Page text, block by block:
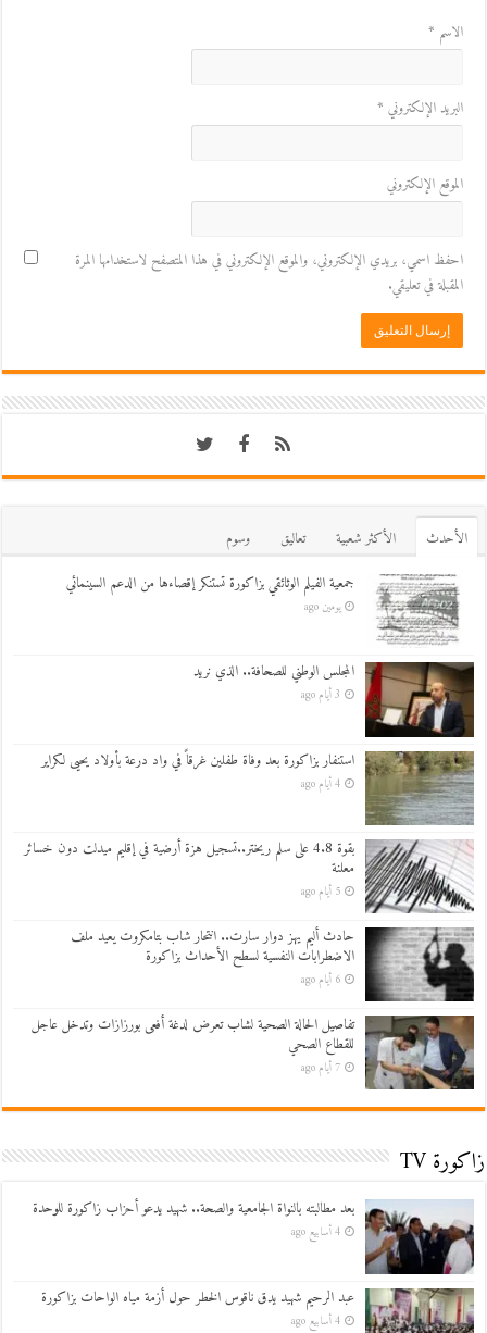
الاسم *
البريد الإلكتروني *
الموقع الإلكتروني
احفظ اسمي، بريدي الإلكتروني، والموقع الإلكتروني في هذا المتصفح لاستخدامها المرة
المقبلة في تعليقي.
اﻷحدث اﻷكثر شعبية تعاليق
وسوم
جمعية الفيلم الوثائقي بزاكورة تستنكر إقصاءها من الدعم السينمائي
يومين ago
المجلس الوطني للصحافة.. الذي نريد
3 أيام ago
استنفار بزاكورة بعد وفاة طفلين غرقاً في واد درعة بأولاد يحيى لكراير
4 أيام ago
بقوة 4.8 على سلم ريختر..تسجيل هزة أرضية في إقليم ميدلت دون خسائر
معلنة
5 أيام ago
حادث أليم يهز دوار سارت.. انتحار شاب بتامكروت يعيد ملف
الاضطرابات النفسية لسطح الأحداث بزاكورة
6 أيام ago
تفاصيل الحالة الصحية لشاب تعرض لدغة أفعى بورزازات وتدخل عاجل
للقطاع الصحي
7 أيام ago
زاكورة TV
بعد مطالبته بالنواة الجامعية والصحة.. شهيد يدعو أحزاب زاكورة للوحدة
4 أسابيع ago
عبد الرحيم شهيد يدق ناقوس الخطر حول أزمة مياه الواحات بزاكورة
4 أسابيع ago